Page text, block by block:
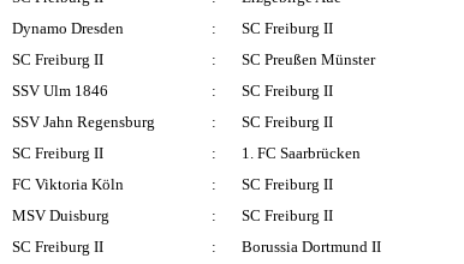
Dynamo Dresden : SC Freiburg II
SC Freiburg II : SC Preußen Münster
SSV Ulm 1846 : SC Freiburg II
SSV Jahn Regensburg : SC Freiburg II
SC Freiburg II : 1. FC Saarbrücken
FC Viktoria Köln : SC Freiburg II
MSV Duisburg : SC Freiburg II
SC Freiburg II : Borussia Dortmund II